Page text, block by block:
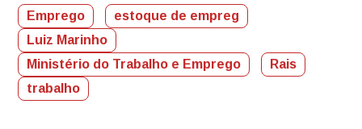
Emprego
estoque de empreg
Luiz Marinho
Ministério do Trabalho e Emprego
Rais
trabalho